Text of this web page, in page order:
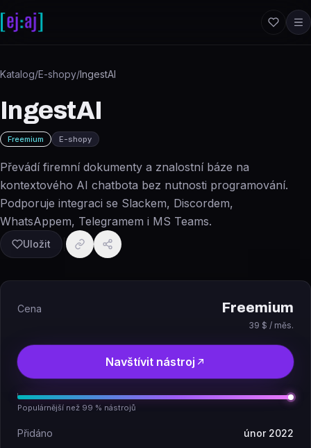
Katalog/E-shopy/IngestAI
IngestAI
Freemium E-shopy
Převádí firemní dokumenty a znalostní báze na
kontextového AI chatbota bez nutnosti programování.
Podporuje integraci se Slackem, Discordem,
WhatsAppem, Telegramem i MS Teams.
Uložit
Cena Freemium
39 $ / měs.
Navštívit nástroj
Populárnější než 99 % nástrojů
Přidáno únor 2022